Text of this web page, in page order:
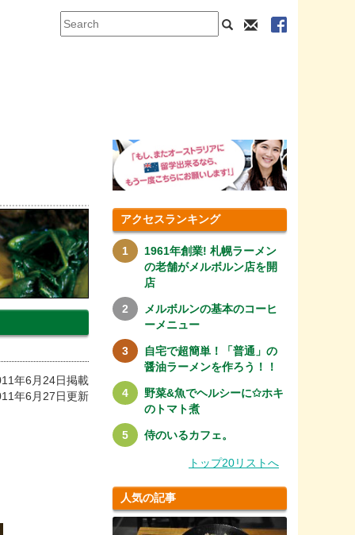
年6月24日掲載
年6月27日更新
アクセスランキング
1961年創業! 札幌ラーメン
の老舗がメルボルン店を開
店
メルボルンの基本のコーヒ
ーメニュー
自宅で超簡単！「普通」の
醤油ラーメンを作ろう！！
野菜&魚でヘルシーに✩ホキ
のトマト煮
侍のいるカフェ。
トップ20リストへ
人気の記事